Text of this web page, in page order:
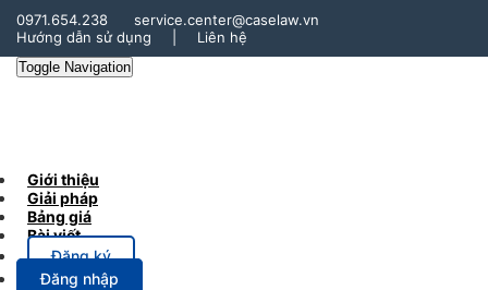
0971.654.238
service.center@caselaw.vn
Hướng dẫn sử dụng
Liên hệ
Toggle Navigation
Giới thiệu
Giải pháp
Bảng giá
Bài viết
Đăng ký
Đăng nhập